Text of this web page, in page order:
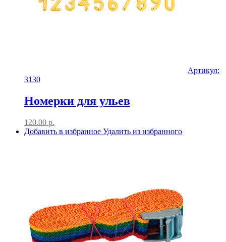
Артикул:
3130
Номерки для ульев
120.00 р.
Добавить в избранное Удалить из избранного